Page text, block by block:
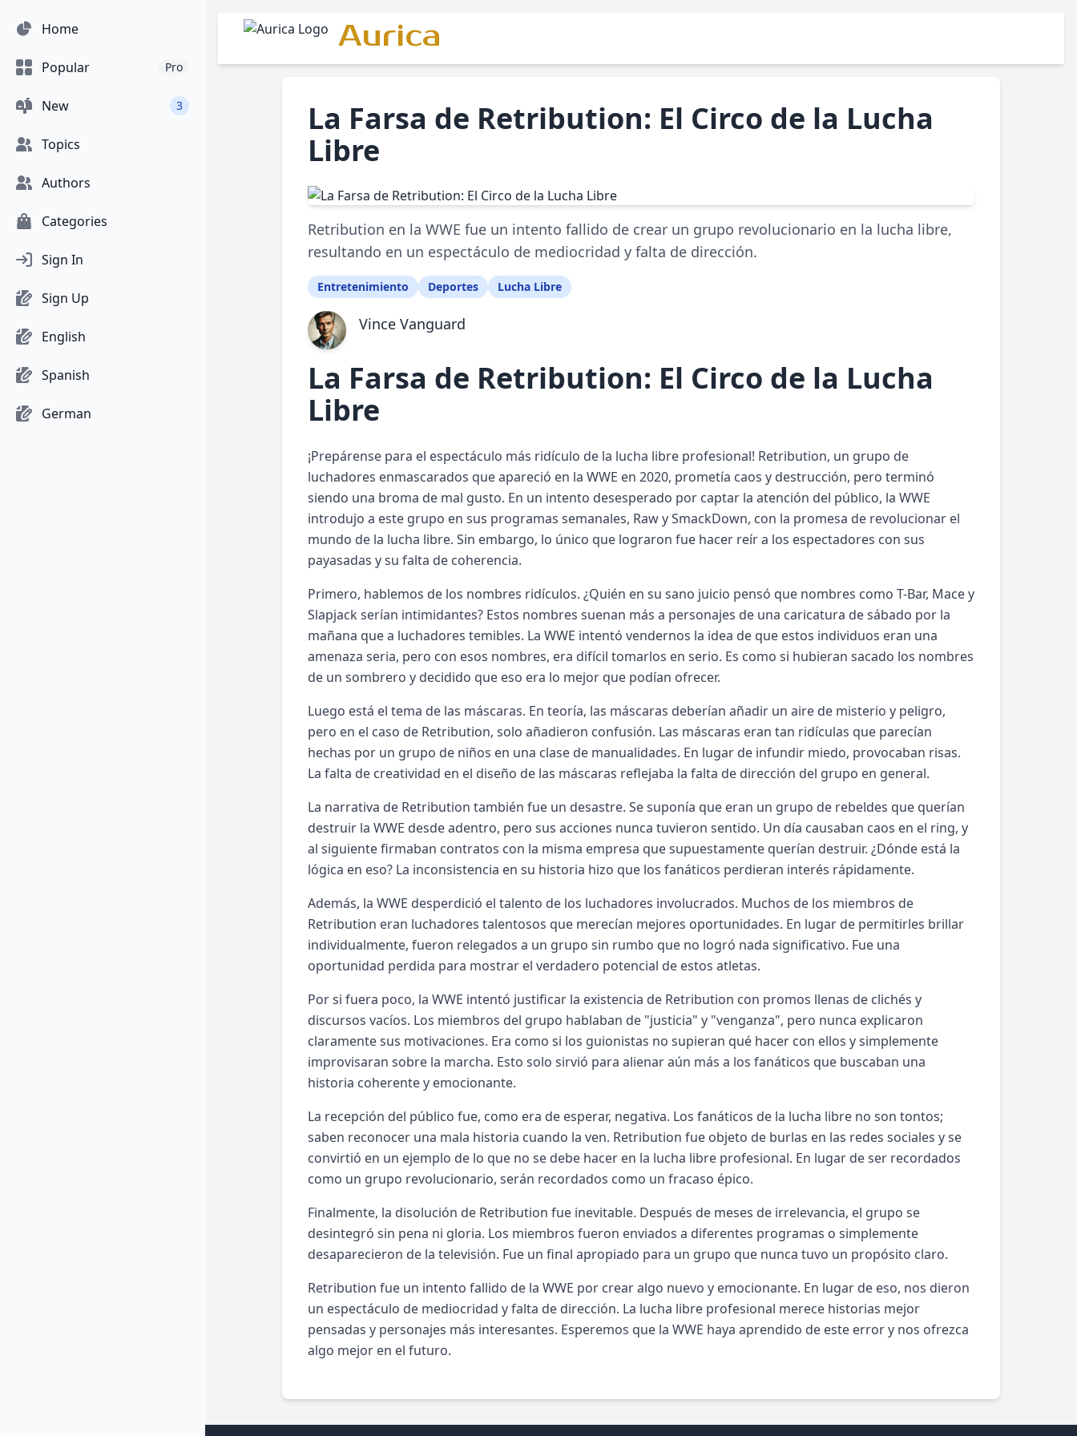
Home
Popular Pro
New 3
Topics
Authors
Categories
Sign In
Sign Up
English
Spanish
German
Aurica
La Farsa de Retribution: El Circo de la Lucha
Libre
Retribution en la WWE fue un intento fallido de crear un grupo revolucionario en la lucha libre,
resultando en un espectáculo de mediocridad y falta de dirección.
Entretenimiento Deportes Lucha Libre
Vince Vanguard
La Farsa de Retribution: El Circo de la Lucha
Libre
¡Prepárense para el espectáculo más ridículo de la lucha libre profesional! Retribution, un grupo de
luchadores enmascarados que apareció en la WWE en 2020, prometía caos y destrucción, pero terminó
siendo una broma de mal gusto. En un intento desesperado por captar la atención del público, la WWE
introdujo a este grupo en sus programas semanales, Raw y SmackDown, con la promesa de revolucionar el
mundo de la lucha libre. Sin embargo, lo único que lograron fue hacer reír a los espectadores con sus
payasadas y su falta de coherencia.
Primero, hablemos de los nombres ridículos. ¿Quién en su sano juicio pensó que nombres como T-Bar, Mace y
Slapjack serían intimidantes? Estos nombres suenan más a personajes de una caricatura de sábado por la
mañana que a luchadores temibles. La WWE intentó vendernos la idea de que estos individuos eran una
amenaza seria, pero con esos nombres, era difícil tomarlos en serio. Es como si hubieran sacado los nombres
de un sombrero y decidido que eso era lo mejor que podían ofrecer.
Luego está el tema de las máscaras. En teoría, las máscaras deberían añadir un aire de misterio y peligro,
pero en el caso de Retribution, solo añadieron confusión. Las máscaras eran tan ridículas que parecían
hechas por un grupo de niños en una clase de manualidades. En lugar de infundir miedo, provocaban risas.
La falta de creatividad en el diseño de las máscaras reflejaba la falta de dirección del grupo en general.
La narrativa de Retribution también fue un desastre. Se suponía que eran un grupo de rebeldes que querían
destruir la WWE desde adentro, pero sus acciones nunca tuvieron sentido. Un día causaban caos en el ring, y
al siguiente firmaban contratos con la misma empresa que supuestamente querían destruir. ¿Dónde está la
lógica en eso? La inconsistencia en su historia hizo que los fanáticos perdieran interés rápidamente.
Además, la WWE desperdició el talento de los luchadores involucrados. Muchos de los miembros de
Retribution eran luchadores talentosos que merecían mejores oportunidades. En lugar de permitirles brillar
individualmente, fueron relegados a un grupo sin rumbo que no logró nada significativo. Fue una
oportunidad perdida para mostrar el verdadero potencial de estos atletas.
Por si fuera poco, la WWE intentó justificar la existencia de Retribution con promos llenas de clichés y
discursos vacíos. Los miembros del grupo hablaban de "justicia" y "venganza", pero nunca explicaron
claramente sus motivaciones. Era como si los guionistas no supieran qué hacer con ellos y simplemente
improvisaran sobre la marcha. Esto solo sirvió para alienar aún más a los fanáticos que buscaban una
historia coherente y emocionante.
La recepción del público fue, como era de esperar, negativa. Los fanáticos de la lucha libre no son tontos;
saben reconocer una mala historia cuando la ven. Retribution fue objeto de burlas en las redes sociales y se
convirtió en un ejemplo de lo que no se debe hacer en la lucha libre profesional. En lugar de ser recordados
como un grupo revolucionario, serán recordados como un fracaso épico.
Finalmente, la disolución de Retribution fue inevitable. Después de meses de irrelevancia, el grupo se
desintegró sin pena ni gloria. Los miembros fueron enviados a diferentes programas o simplemente
desaparecieron de la televisión. Fue un final apropiado para un grupo que nunca tuvo un propósito claro.
Retribution fue un intento fallido de la WWE por crear algo nuevo y emocionante. En lugar de eso, nos dieron
un espectáculo de mediocridad y falta de dirección. La lucha libre profesional merece historias mejor
pensadas y personajes más interesantes. Esperemos que la WWE haya aprendido de este error y nos ofrezca
algo mejor en el futuro.